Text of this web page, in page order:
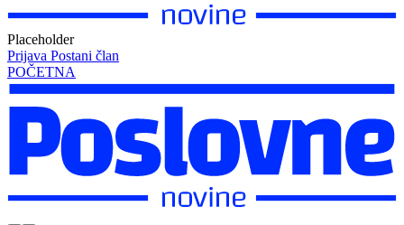
Placeholder
Prijava Postani član
POČETNA